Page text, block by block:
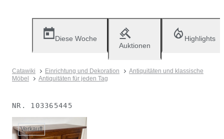
Diese Woche
Auktionen
Highlights
Catawiki Einrichtung und Dekoration
Antiquitäten und klassische
Möbel
Antiquitäten für jeden Tag
NR. 103365445
Verkauft